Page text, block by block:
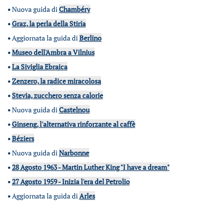
•Nuova guida diChambéry
•Graz, la perla della Stiria
•Aggiornata la guida diBerlino
•Museo dell'Ambra a Vilnius
•La Siviglia Ebraica
•Zenzero, la radice miracolosa
•Stevia, zucchero senza calorie
•Nuova guida diCastelnou
•Ginseng, l'alternativa rinforzante al caffè
•Béziers
•Nuova guida diNarbonne
•28 Agosto 1963 - Martin Luther King "I have a dream"
•27 Agosto 1959 - Inizia l'era del Petrolio
•Aggiornata la guida diArles